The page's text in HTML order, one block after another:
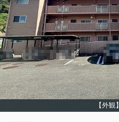
【外観】